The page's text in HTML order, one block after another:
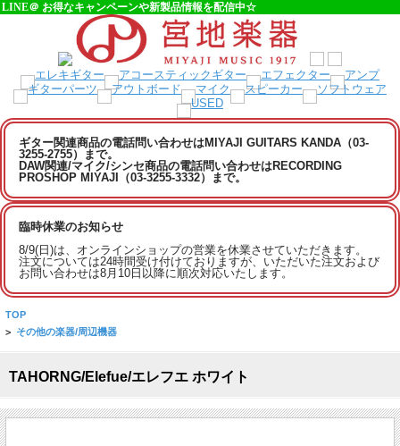
LINE＠ お得なキャンペーンや新製品情報を配信中☆
ギター関連商品の電話問い合わせはMIYAJI GUITARS KANDA（03-
3255-2755）まで。
DAW関連/マイク/シンセ商品の電話問い合わせはRECORDING
PROSHOP MIYAJI（03-3255-3332）まで。
臨時休業のお知らせ
8/9(日)は、オンラインショップの営業を休業させていただきます。
注文については24時間受け付けておりますが、いただいた注文および
お問い合わせは8月10日以降に順次対応いたします。
TOP
> その他の楽器/周辺機器
TAHORNG/Elefue/エレフエ ホワイト